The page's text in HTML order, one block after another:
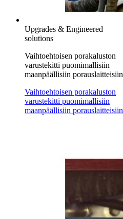
Upgrades & Engineered
solutions
Vaihtoehtoisen porakaluston
varustekitti puomimallisiin
maanpäällisiin porauslaitteisiin
Vaihtoehtoisen porakaluston
varustekitti puomimallisiin
maanpäällisiin porauslaitteisiin